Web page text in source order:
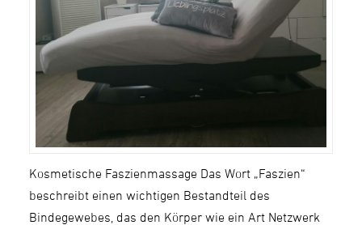
Kosmetische Faszienmassage Das Wort „Faszien“
beschreibt einen wichtigen Bestandteil des
Bindegewebes, das den Körper wie ein Art Netzwerk